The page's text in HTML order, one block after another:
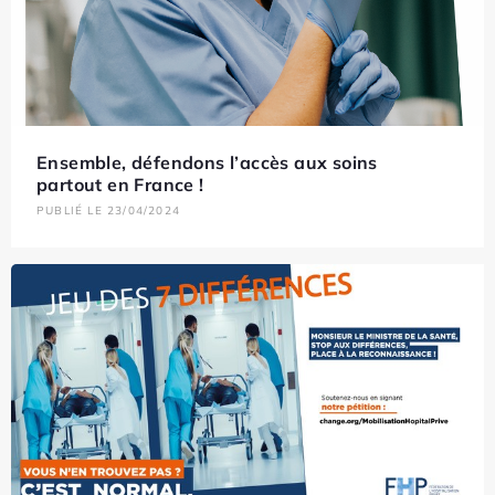
Ensemble, défendons l’accès aux soins
partout en France !
PUBLIÉ LE 23/04/2024